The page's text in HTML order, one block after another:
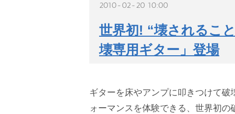
2010-02-20 10:00
世界初! “壊されるこ
壊専用ギター」登場
ギターを床やアンプに叩きつけて破
ォーマンスを体験できる、世界初の